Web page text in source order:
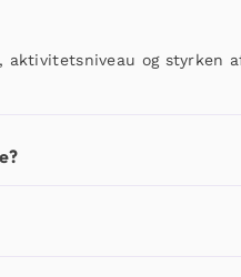
og styrken